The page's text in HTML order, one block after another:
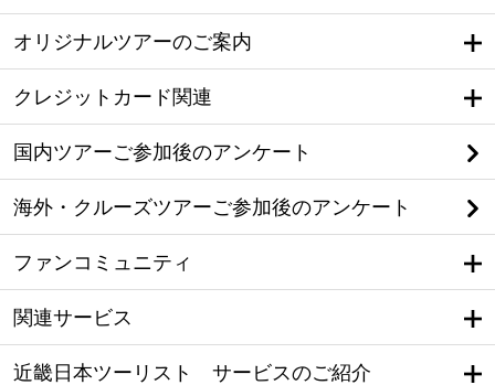
オリジナルツアーのご案内
クレジットカード関連
国内ツアーご参加後のアンケート
海外・クルーズツアーご参加後のアンケート
ファンコミュニティ
関連サービス
近畿日本ツーリスト サービスのご紹介